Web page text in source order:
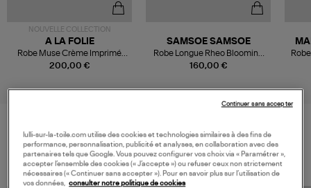
NOUVELLE COLLECTION
200,00 €
A LA FOLIE
Robe Muse Crème Imprimé
Fleurie
160,00 €
SAMSOE SAMSOE
Robe Longue Rheo Blooming
Brown
VOS DERNIERS PRODUITS VUS
lulli-sur-la-toile.com utilise des cookies et technologies similaires à des fins de
performance, personnalisation, publicité et analyses, en collaboration avec des
partenaires tels que Google. Vous pouvez configurer vos choix via « Paramétrer »,
accepter l’ensemble des cookies (« J’accepte ») ou refuser ceux non strictement
nécessaires (« Continuer sans accepter »). Pour en savoir plus sur l’utilisation de
vos données, consulter notre politique de cookies
Continuer sans accepter